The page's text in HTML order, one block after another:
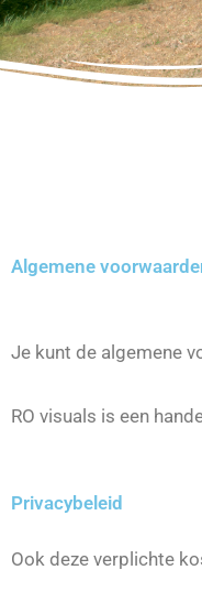
Algemene
Je kunt de algemene
RO visuals is een
Privacybeleid
Ook deze verplichte